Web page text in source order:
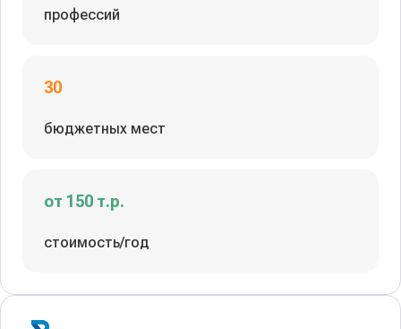
профессий
30
бюджетных мест
от 150 т.р.
стоимость/год